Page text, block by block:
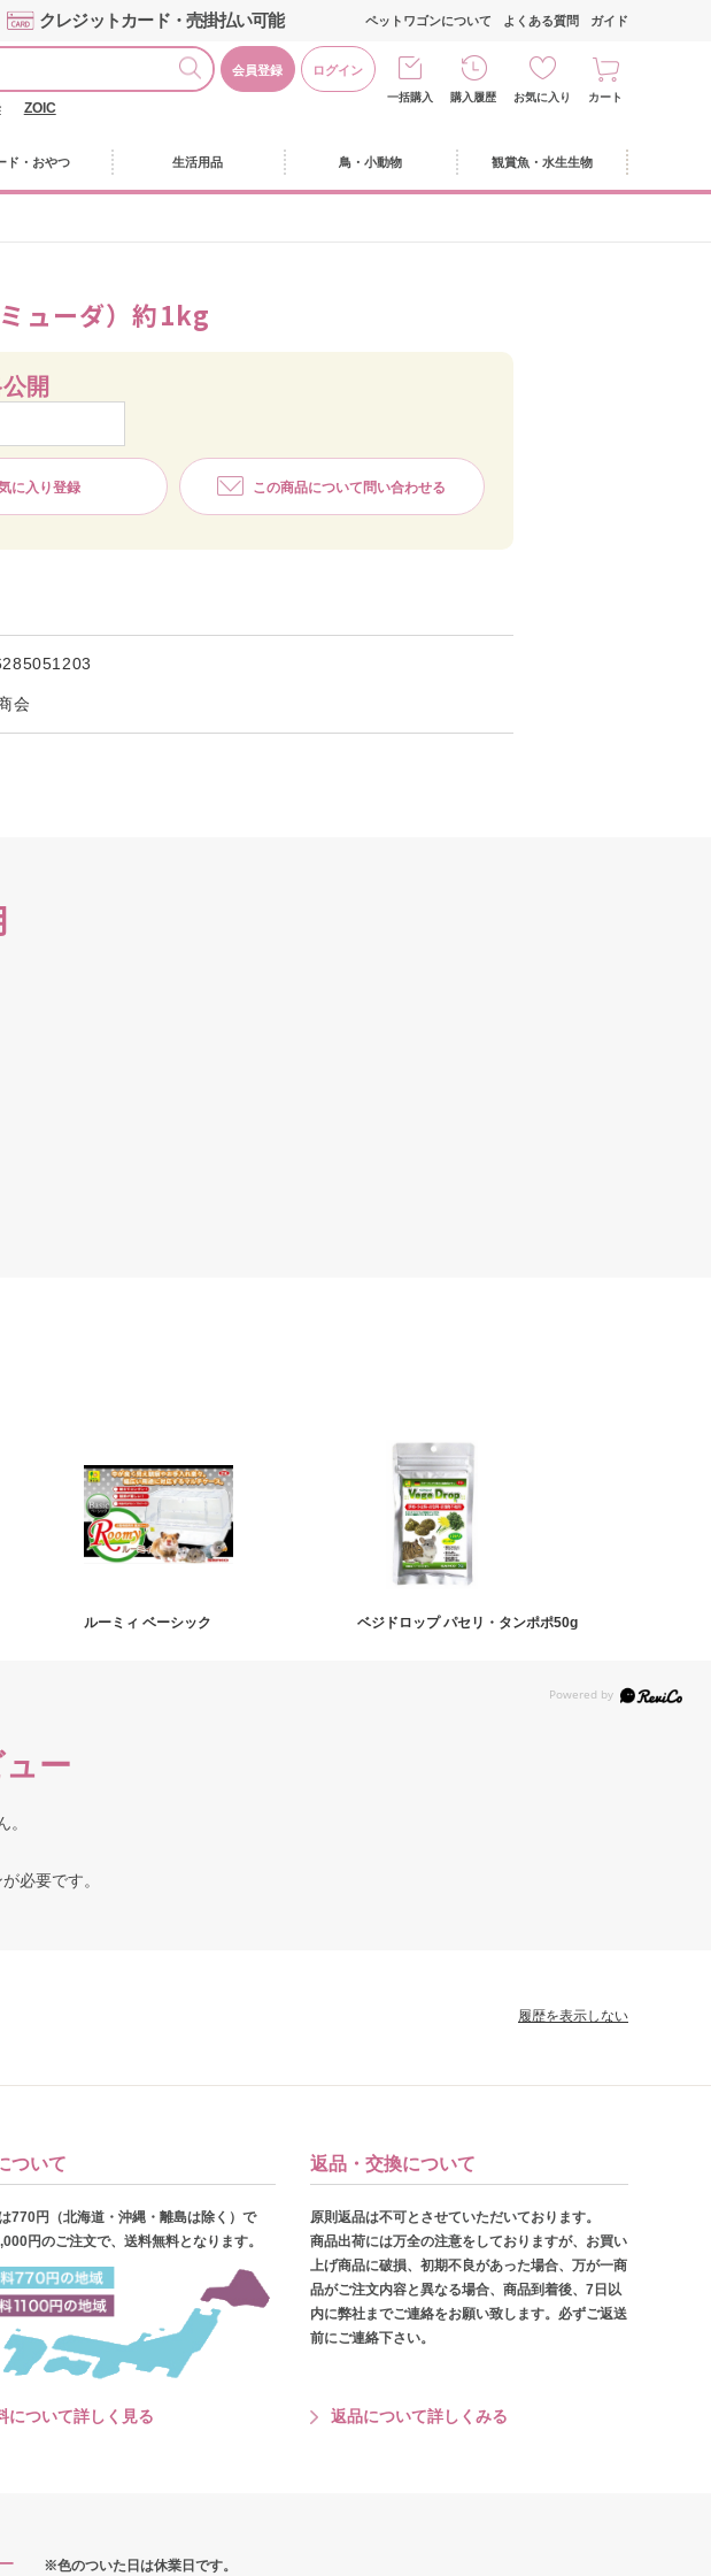
クレジットカード・売掛払い可能
会員登録 ログイン
ZOIC
ペットワゴンについて よくある質問 ガイド
一括購入 購入履歴 お気に入り カート
ド・おやつ 生活用品 鳥・小動物 観賞魚・水生生物
ューダ）約1kg
会
開
に入り登録 この商品について問い合わせる
ルーミィ ベーシック ベジドロップ パセリ・タンポポ50g
ー
。
が必要です。
履歴を表示しない
ついて
770円（北海道・沖縄・離島は除く）で
円のご注文で、送料無料となります。
について詳しく見る
返品・交換について
原則返品は不可とさせていただいております。
商品出荷には万全の注意をしておりますが、お買い
上げ商品に破損、初期不良があった場合、万が一商
品がご注文内容と異なる場合、商品到着後、7日以
内に弊社までご連絡をお願い致します。必ずご返送
前にご連絡下さい。
返品について詳しくみる
※色のついた日は休業日です。